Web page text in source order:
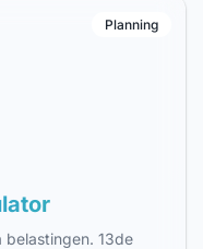
Planning
belastingen. 13de